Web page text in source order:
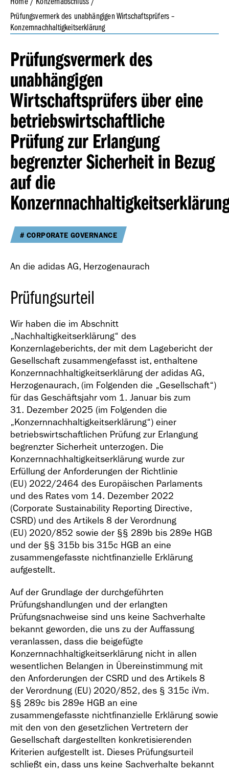
Versicherung der gesetzlichen Vertreter
Prüfungsvermerk des unabhängigen Wirtschaftsprüfers –
Konzernnachhaltigkeits­erklärung
2023
Geschäfts­bericht
2022
Geschäfts­bericht
Geschäfts­bericht
2020
Geschäfts­bericht
2019
Geschäfts­bericht
2018
Geschäfts­bericht
2017
Prüfungsvermerk des unabhängigen Wirtschaftsprüfers –
Konzernnachhaltigkeits­erklärung
Prüfungsvermerk des
unabhängigen
Wirtschaftsprüfers über eine
betriebswirtschaftliche
Prüfung zur Erlangung
begrenzter Sicherheit in Bezug
auf die
CORPORATE GOVERNANCE
An die adidas AG, Herzogenaurach
Prüfungsurteil
Wir haben die im Abschnitt
„Nachhaltigkeitserklärung“ des
Konzernlageberichts, der mit dem Lagebericht der
Gesellschaft zusammengefasst ist, enthaltene
Konzernnachhaltigkeitserklärung der adidas AG,
Herzogenaurach, (im Folgenden die „Gesellschaft“)
für das Geschäftsjahr vom 1. Januar bis zum
31. Dezember 2025 (im Folgenden die
„Konzernnachhaltigkeitserklärung“) einer
betriebswirtschaftlichen Prüfung zur Erlangung
begrenzter Sicherheit unterzogen. Die
Konzernnachhaltigkeitserklärung wurde zur
Erfüllung der Anforderungen der Richtlinie
(EU) 2022/2464 des Europäischen Parlaments
und des Rates vom 14. Dezember 2022
(Corporate Sustainability Reporting Directive,
CSRD) und des Artikels 8 der Verordnung
(EU) 2020/852 sowie der §§ 289b bis 289e HGB
und der §§ 315b bis 315c HGB an eine
zusammengefasste nichtfinanzielle Erklärung
aufgestellt.
Auf der Grundlage der durchgeführten
Prüfungshandlungen und der erlangten
Prüfungsnachweise sind uns keine Sachverhalte
bekannt geworden, die uns zu der Auffassung
veranlassen, dass die beigefügte
Konzernnachhaltigkeitserklärung nicht in allen
wesentlichen Belangen in Übereinstimmung mit
den Anforderungen der CSRD und des Artikels 8
der Verordnung (EU) 2020/852, des § 315c iVm.
§§ 289c bis 289e HGB an eine
zusammengefasste nichtfinanzielle Erklärung sowie
mit den von den gesetzlichen Vertretern der
Gesellschaft dargestellten konkretisierenden
Kriterien aufgestellt ist. Dieses Prüfungsurteil
schließt ein, dass uns keine Sachverhalte bekannt